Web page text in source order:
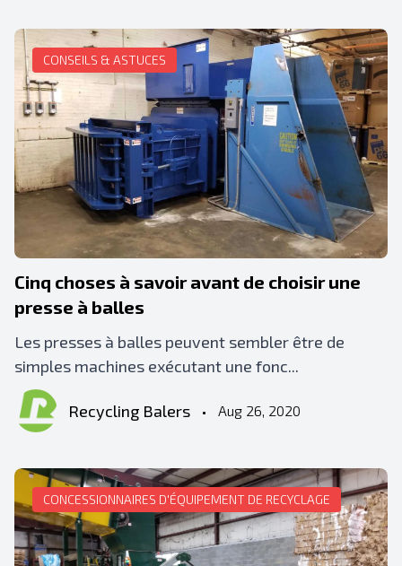
CONSEILS & ASTUCES
Cinq choses à savoir avant de choisir une
presse à balles
Les presses à balles peuvent sembler être de
simples machines exécutant une fonc...
Recycling Balers • Aug 26, 2020
CONCESSIONNAIRES D'ÉQUIPEMENT DE RECYCLAGE